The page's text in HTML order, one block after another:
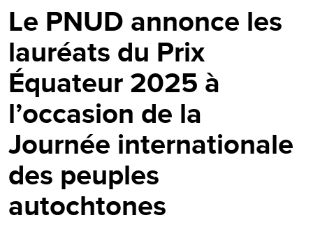
Le PNUD annonce les
lauréats du Prix
Équateur 2025 à
l’occasion de la
Journée internationale
des peuples
autochtones